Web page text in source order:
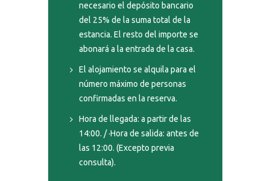
necesario el depósito bancario
del 25% de la suma total de la
estancia. El resto del importe se
abonará a la entrada de la casa.
El alojamiento se alquila para el
número máximo de personas
confirmadas en la reserva.
Hora de llegada: a partir de las
14:00. / ·Hora de salida: antes de
las 12:00. (Excepto previa
consulta).